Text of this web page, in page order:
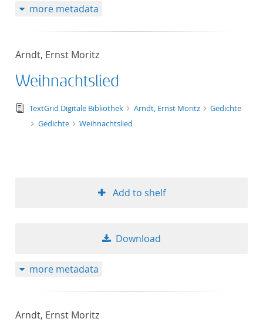
more metadata
Arndt, Ernst Moritz
Weihnachtslied
text/tg.edition+tg.aggregation+xml
TextGrid Digitale Bibliothek Arndt, Ernst Moritz
Gedichte
Gedichte
Weihnachtslied
Add to shelf
Download
more metadata
Arndt, Ernst Moritz